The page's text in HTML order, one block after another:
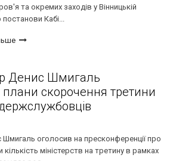
та окремих заходів у Вінницькій
Кабі...
Денис Шмигаль
скорочення третини
держслужбовців
оголосив на пресконференції про
міністерств на третину в рамках